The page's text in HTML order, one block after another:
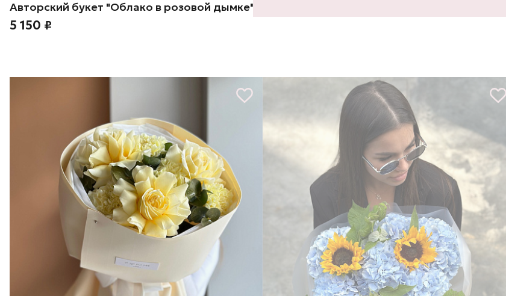
Авторский букет "Облако в розовой дымке"
5 150 ₽